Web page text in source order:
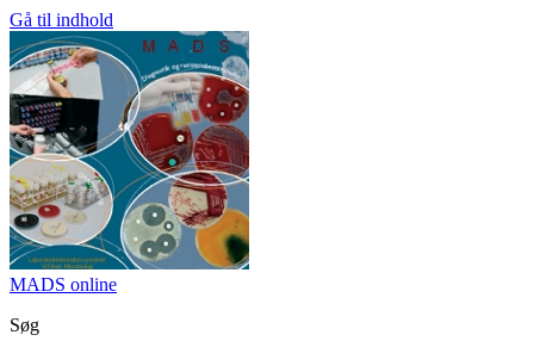
Gå til indhold
MADS online
Søg